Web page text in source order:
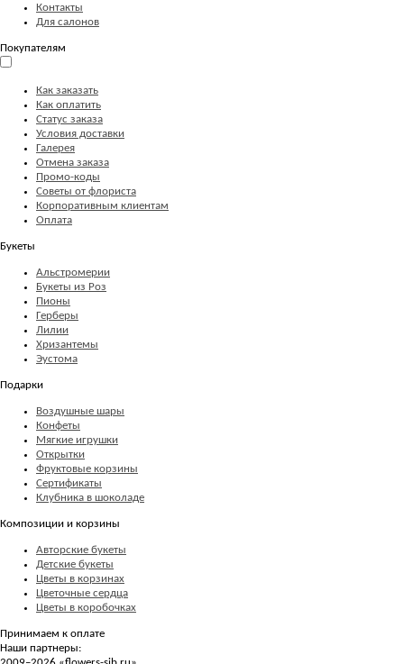
Контакты
Для салонов
Покупателям
Как заказать
Как оплатить
Статус заказа
Условия доставки
Галерея
Отмена заказа
Промо-коды
Советы от флориста
Корпоративным клиентам
Оплата
Букеты
Альстромерии
Букеты из Роз
Пионы
Герберы
Лилии
Хризантемы
Эустома
Подарки
Воздушные шары
Конфеты
Мягкие игрушки
Открытки
Фруктовые корзины
Сертификаты
Клубника в шоколаде
Композиции и корзины
Авторские букеты
Детские букеты
Цветы в корзинах
Цветочные сердца
Цветы в коробочках
Принимаем к оплате
Наши партнеры: